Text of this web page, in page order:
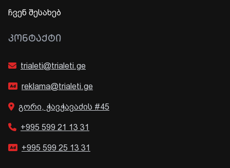
ჩვენ შესახებ
ᲙᲝᲜᲢᲐᲥᲢᲘ
trialeti@trialeti.ge
reklama@trialeti.ge
გორი, ჭავჭავაძის #45
+995 599 21 13 31
+995 599 25 13 31